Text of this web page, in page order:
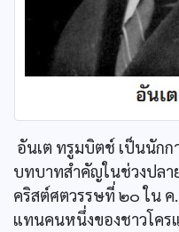
อันเต ทรูมบิตช์ เป็นนักก
บทบาทสำคัญในช่วงปล
คริสต์ศตวรรษที่ ๒๐ ใน
แทนคนหนึ่งของชาวโคร